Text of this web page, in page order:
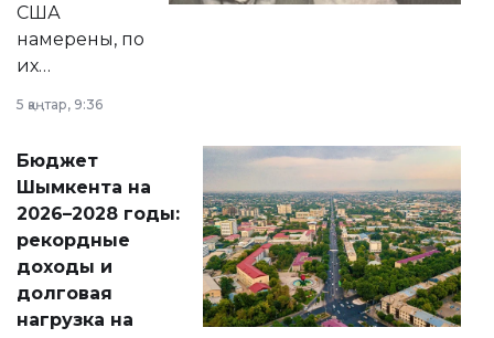
США
намерены, по
их
принести
народу
Венесуэлы.
5 қаңтар, 9:36
Бюджет
Шымкента на
2026–2028 годы:
рекордные
доходы и
долговая
нагрузка на